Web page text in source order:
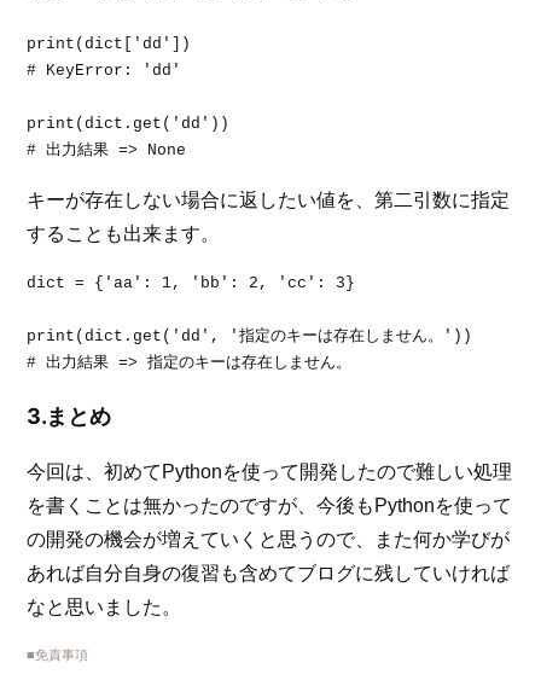
print(dict['dd'])
# KeyError: 'dd'
print(dict.get('dd'))
# 出力結果 => None
キーが存在しない場合に返したい値を、第二引数に指定
することも出来ます。
dict = {'aa': 1, 'bb': 2, 'cc': 3}
print(dict.get('dd', '指定のキーは存在しません。'))
# 出力結果 => 指定のキーは存在しません。
3.まとめ
今回は、初めてPythonを使って開発したので難しい処理
を書くことは無かったのですが、今後もPythonを使って
の開発の機会が増えていくと思うので、また何か学びが
あれば自分自身の復習も含めてブログに残していければ
なと思いました。
■免責事項